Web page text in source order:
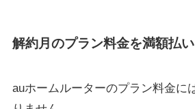
解約月のプラン料金を満額払い
auホームルーターのプラン料金に